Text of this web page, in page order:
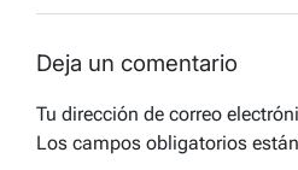
Deja un comentario
Tu dirección de correo
Los campos obligatorios